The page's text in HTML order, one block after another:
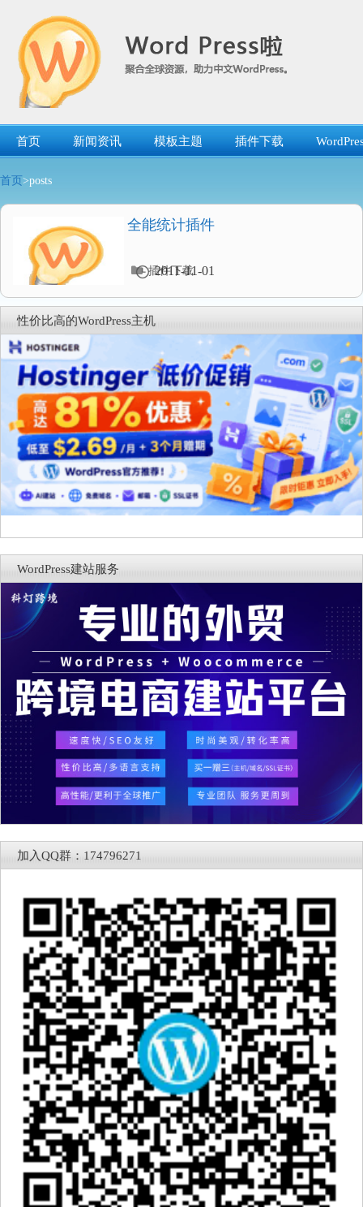
首页 新闻资讯 模板主题 插件下载
首页 >posts
全能统计插件
2011-11-01
分
录
插件下载
性价比高的WordPress主机
WordPress建站服务
加入QQ群：174796271